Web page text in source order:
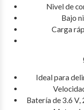
Nivel de
Bajo
Carga
Ideal para
Batería de 3.6 V,